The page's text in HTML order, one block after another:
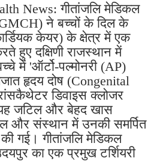
News: गीतांजलि मेडिकल
ने बच्चों के दिल के
केयर) के क्षेत्र में एक
हुए दक्षिणी राजस्थान में
में 'ऑर्टो-पल्मोनरी (AP)
हृदय दोष (Congenital
डिवाइस क्लोजर
जटिल और बेहद खास
और संस्थान में उनकी समर्पित
की गई। गीतांजलि मेडिकल
का एक प्रमुख टर्शियरी